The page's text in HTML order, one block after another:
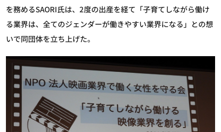
を務めるSAORI氏は、2度の出産を経て「子育てしながら働け
る業界は、全てのジェンダーが働きやすい業界になる」との想
いで同団体を立ち上げた。